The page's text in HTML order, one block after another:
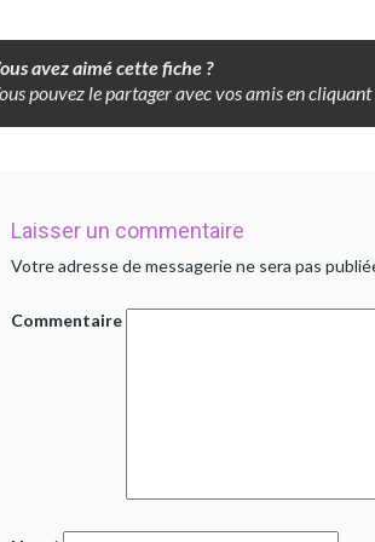
avez aimé cette fiche ?
pouvez le partager avec vos amis en cliquant
Laisser un commentaire
Votre adresse de messagerie ne sera pas
Commentaire